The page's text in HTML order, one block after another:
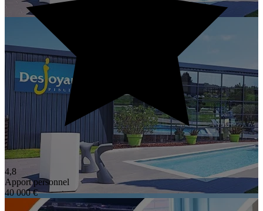
4,8
Apport personnel
40 000 €